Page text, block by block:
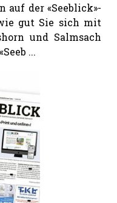
auf der «Seeblick»-
gut Sie sich mit
und Salmsach
...